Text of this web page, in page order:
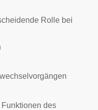
Rolle bei
des